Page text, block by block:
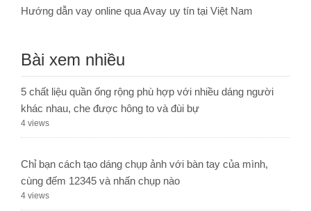
Hướng dẫn vay online qua Avay uy tín tại Việt Nam
Bài xem nhiều
5 chất liệu quần ống rộng phù hợp với nhiều dáng người
khác nhau, che được hông to và đùi bự
4 views
Chỉ bạn cách tạo dáng chụp ảnh với bàn tay của mình,
cùng đếm 12345 và nhấn chụp nào
4 views